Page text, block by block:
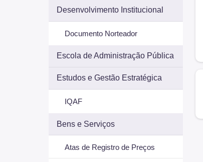
Desenvolvimento Institucional
Documento Norteador
Escola de Administração Pública
Estudos e Gestão Estratégica
IQAF
Bens e Serviços
Atas de Registro de Preços